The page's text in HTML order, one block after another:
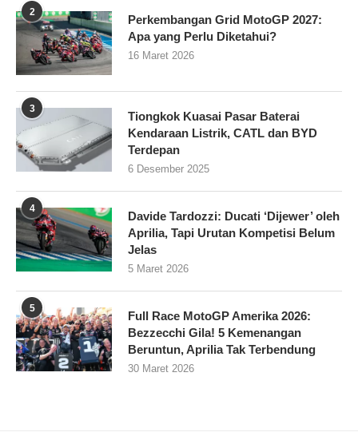
2
Perkembangan Grid MotoGP 2027:
Apa yang Perlu Diketahui?
16 Maret 2026
3
Tiongkok Kuasai Pasar Baterai
Kendaraan Listrik, CATL dan BYD
Terdepan
6 Desember 2025
4
Davide Tardozzi: Ducati ‘Dijewer’ oleh
Aprilia, Tapi Urutan Kompetisi Belum
Jelas
5 Maret 2026
5
Full Race MotoGP Amerika 2026:
Bezzecchi Gila! 5 Kemenangan
Beruntun, Aprilia Tak Terbendung
30 Maret 2026